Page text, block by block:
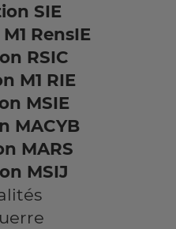
SIE
RensIE
RSIC
M1 RIE
MSIE
MACYB
MARS
MSIJ